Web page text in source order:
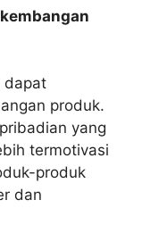
dapat
produk.
yang
termotivasi
produk
dan